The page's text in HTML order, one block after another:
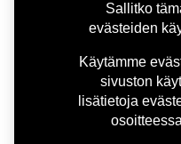
Sallitko
evästeiden
Käytämme
sivuston
lisätietoja
osoitteessa